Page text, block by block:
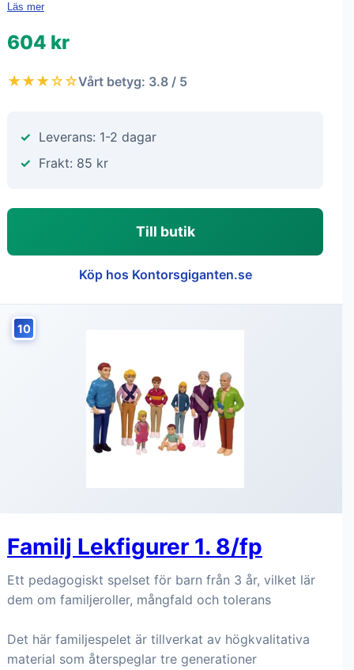
Läs mer
604 kr
★★★☆☆Vårt betyg: 3.8 / 5
Leverans: 1-2 dagar
Frakt: 85 kr
Till butik
Köp hos Kontorsgiganten.se
10
Familj Lekfigurer 1. 8/fp
Ett pedagogiskt spelset för barn från 3 år, vilket lär
dem om familjeroller, mångfald och tolerans
Det här familjespelet är tillverkat av högkvalitativa
material som återspeglar tre generationer